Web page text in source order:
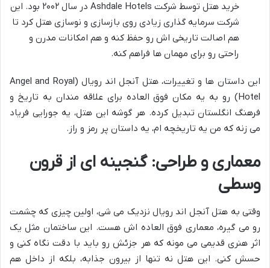
خرید هتل توسط شرکت Ashdale Hotels در سال ۲۰۰۲ بود. این
شرکت سرمایه گذاری زیادی روی بازسازی و نوسازی هتل کرد تا
هم اصالت تاریخی اش رو حفظ کنه و هم امکانات مدرن و
راحتی رو برای مهمان ها فراهم کنه.
این داستان ها و تغییرات، هتل آنجل اند رویال (Angel and Royal
Hotel) رو به یه مکان فوق العاده برای علاقه مندان به تاریخ و
فرهنگ انگلستان تبدیل کرده. هر گوشه این هتل، یه جورایی فریاد
می زنه که من یه تاریخچه ام، یه داستان پر رمز و راز.
معماری و طراحی: گنجینه ای از قرون
وسطی
وقتی به هتل آنجل اند رویال نزدیک می شی، اولین چیزی که چشمت
رو می گیره، معماری فوق العاده اش هست. این ساختمان مثل یک
اثر هنری قدیمی می مونه که هر جزئش رو باید با دقت نگاه کنی و
حسش کنی. این هتل نه تنها از بیرون جذابه، بلکه از داخل هم